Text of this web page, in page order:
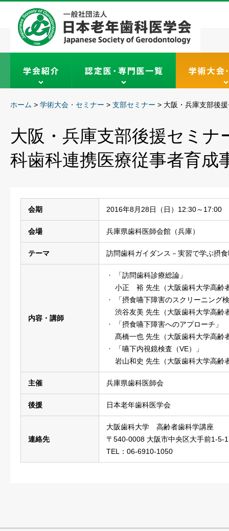
ホーム > 学術大会・セミナー > 支部セミナー > 大阪・兵庫支部後
大阪・兵庫支部後援セミナ
科歯科連携医療従事者育成
会期 2016年8月28日（日）12:30～17:00
会場 兵庫県歯科医師会館（兵庫）
テーマ 訪問歯科ガイダンス－実習で学ぶ摂
内容・講師
「訪問歯科診療総論」
小正 裕 先生（大阪歯科大学高齢
「摂食嚥下障害のスクリーニング
渋谷友美 先生（大阪歯科大学高齢
「摂食嚥下障害へのアプローチ」
髙橋一也 先生（大阪歯科大学高齢
「嚥下内視鏡検査（VE）」
岩山和史 先生（大阪歯科大学高齢
主催 兵庫県歯科医師会
後援 日本老年歯科医学会
連絡先
大阪歯科大学 高齢者歯科学講座
〒540-0008 大阪市中央区大手前1-5-
TEL：06-6910-1050